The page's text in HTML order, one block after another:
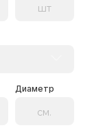
Диаметр